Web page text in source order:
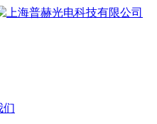
们